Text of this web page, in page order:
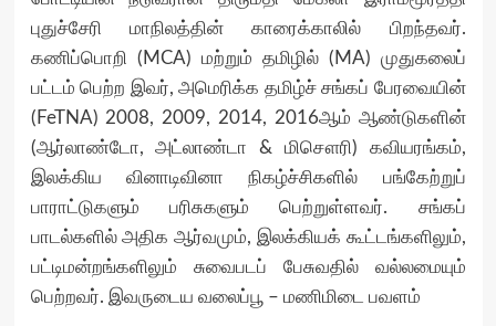
புதுச்சேரி மாநிலத்தின் காரைக்காலில் பிறந்தவர்.
கணிப்பொறி (MCA) மற்றும் தமிழில் (MA) முதுகலைப்
பட்டம் பெற்ற இவர், அமெரிக்க தமிழ்ச் சங்கப் பேரவையின்
(FeTNA) 2008, 2009, 2014, 2016ஆம் ஆண்டுகளின்
(ஆர்லாண்டோ, அட்லாண்டா & மிசௌரி) கவியரங்கம்,
இலக்கிய வினாடிவினா நிகழ்ச்சிகளில் பங்கேற்றுப்
பாராட்டுகளும் பரிசுகளும் பெற்றுள்ளவர். சங்கப்
பாடல்களில் அதிக ஆர்வமும், இலக்கியக் கூட்டங்களிலும்,
பட்டிமன்றங்களிலும் சுவைபடப் பேசுவதில் வல்லமையும்
பெற்றவர். இவருடைய வலைப்பூ – மணிமிடை பவளம்